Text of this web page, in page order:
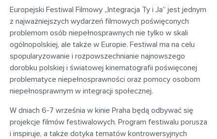
Europejski Festiwal Filmowy „Integracja Ty i Ja” jest jednym
z najważniejszych wydarzeń filmowych poświęconych
problemom osób niepełnosprawnych nie tylko w skali
ogólnopolskiej, ale także w Europie. Festiwal ma na celu
spopularyzowanie i rozpowszechnianie najnowszego
dorobku polskiej i światowej kinematografii poświęconej
problematyce niepełnosprawności oraz pomocy osobom
niepełnosprawnym w integracji społecznej.
W dniach 6-7 września w kinie Praha będą odbywać się
projekcje filmów festiwalowych. Program festiwalu porusza
i inspiruje, a także dotyka tematów kontrowersyjnych